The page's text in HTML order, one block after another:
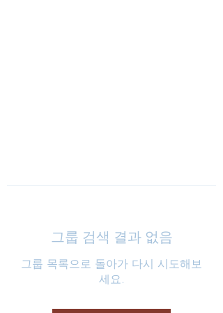
그룹 검색 결과 없음
그룹 목록으로 돌아가 다시 시도해보
세요.